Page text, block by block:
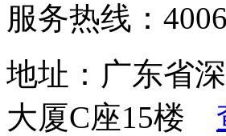
服务热线：
地址：广东省
大厦C座15楼